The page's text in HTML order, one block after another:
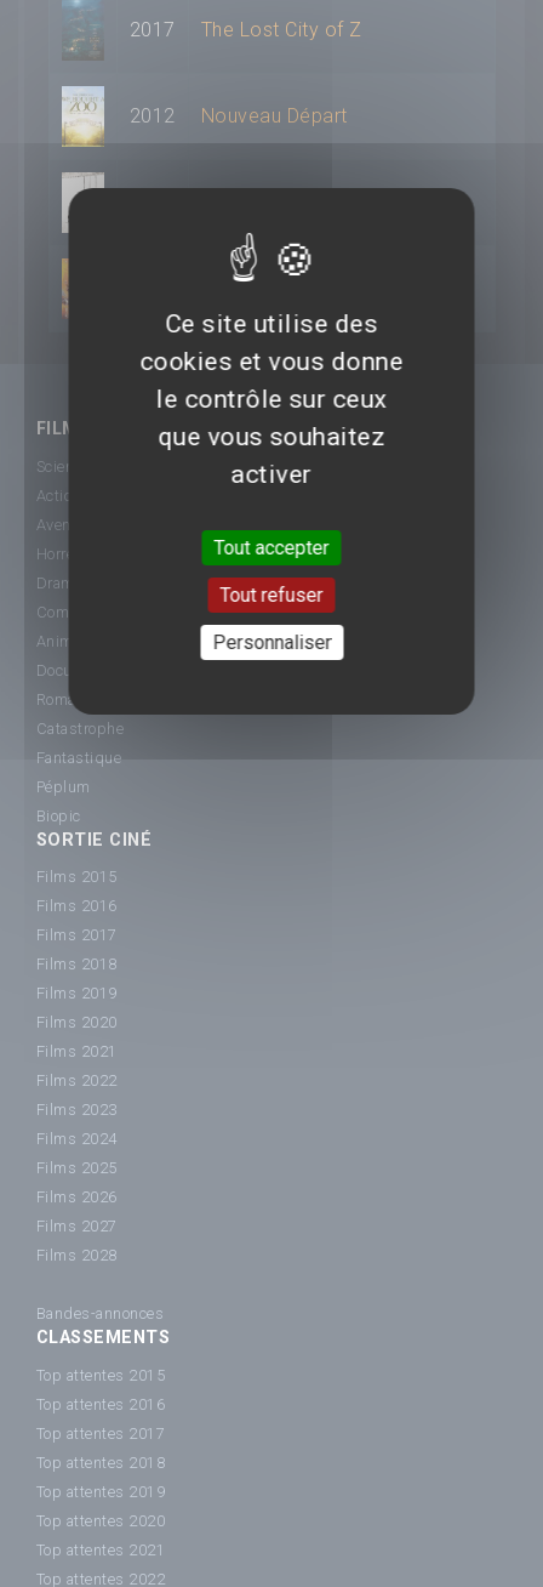
2017 The Lost City of Z
2012 Nouveau Départ
Braveheart
FILMS
Science-Fiction
Action
Aventure
Horreur
Drame
Comédie
Animation
Documentaire
Romance
Catastrophe
Fantastique
Péplum
Biopic
SORTIE CINÉ
Films 2015
Films 2016
Films 2017
Films 2018
Films 2019
Films 2020
Films 2021
Films 2022
Films 2023
Films 2024
Films 2025
Films 2026
Films 2027
Films 2028
Bandes-annonces
CLASSEMENTS
Top attentes 2015
Top attentes 2016
Top attentes 2017
Top attentes 2018
Top attentes 2019
Top attentes 2020
Top attentes 2021
Top attentes 2022
Ce site utilise des
cookies et vous donne
le contrôle sur ceux
que vous souhaitez
activer
Tout accepter
Tout refuser
Personnaliser